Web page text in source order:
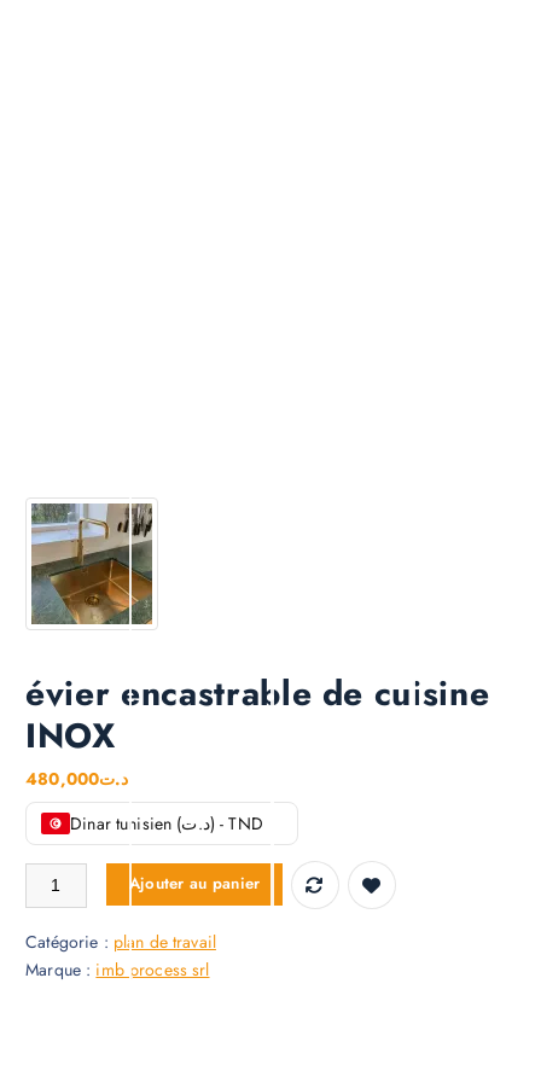
évier encastrable de cuisine
INOX
د.ت480,000
Dinar tunisien (د.ت) - TND
quantité de évier encastrable de cuisine INOX
Ajouter au panier
Catégorie : plan de travail
Marque : imb process srl